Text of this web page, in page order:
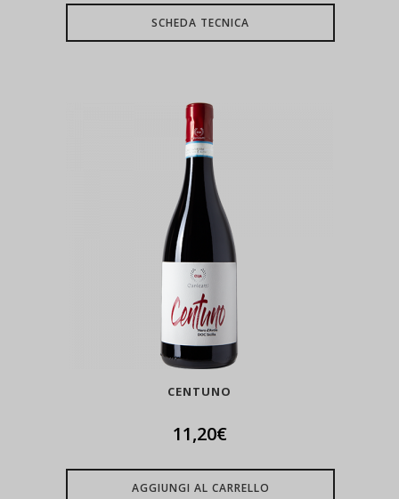
SCHEDA TECNICA
CENTUNO
11,20€
AGGIUNGI AL CARRELLO